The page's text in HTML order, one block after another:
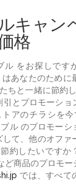
キャン
格
ル をお探しです
はあなたのために
ちと一緒に節約
とプロモーショ
アのチラシを
ル のプロモーシ
て、他のオファ
約したいですか
ど商品のプロモー
では、すべて